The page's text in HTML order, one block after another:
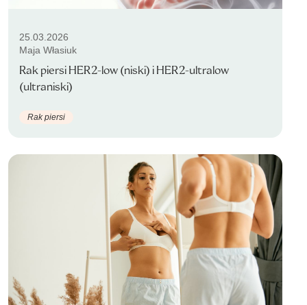
25.03.2026
Maja Własiuk
Rak piersi HER2-low (niski) i HER2-ultralow
(ultraniski)
Rak piersi